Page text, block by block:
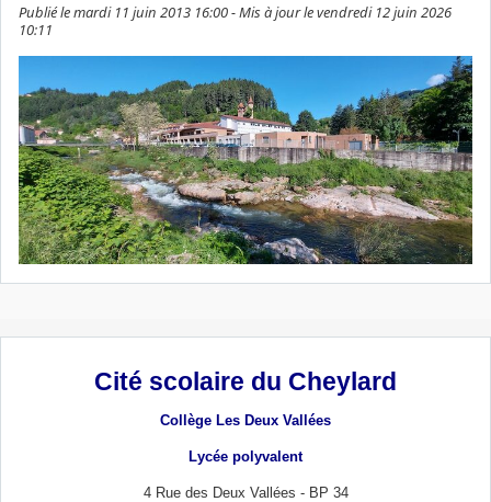
Publié le mardi 11 juin 2013 16:00 - Mis à jour le vendredi 12 juin 2026
10:11
Cité scolaire du Cheylard
Collège Les Deux Vallées
Lycée polyvalent
4 Rue des Deux Vallées - BP 34